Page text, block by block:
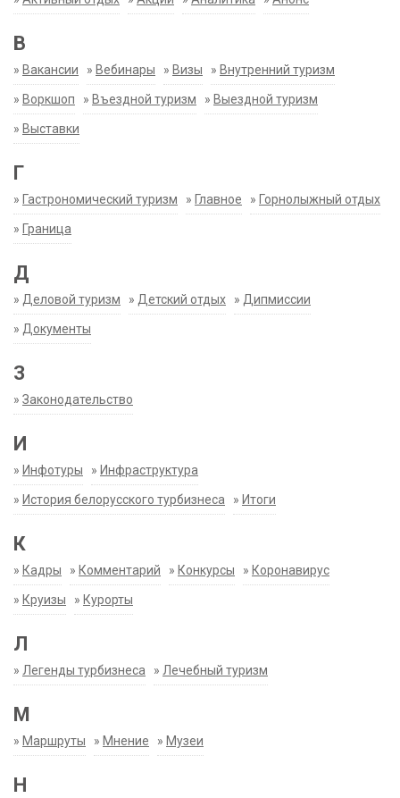
В
» Вакансии » Вебинары » Визы » Внутренний туризм
» Воркшоп » Въездной туризм » Выездной туризм
» Выставки
Г
» Гастрономический туризм » Главное » Горнолыжный отдых
» Граница
Д
» Деловой туризм » Детский отдых » Дипмиссии
» Документы
З
» Законодательство
И
» Инфотуры » Инфраструктура
» История белорусского турбизнеса » Итоги
К
» Кадры » Комментарий » Конкурсы » Коронавирус
» Круизы » Курорты
Л
» Легенды турбизнеса » Лечебный туризм
М
» Маршруты » Мнение » Музеи
Н